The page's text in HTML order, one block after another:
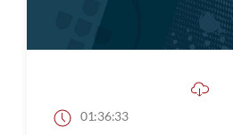
01:36:33